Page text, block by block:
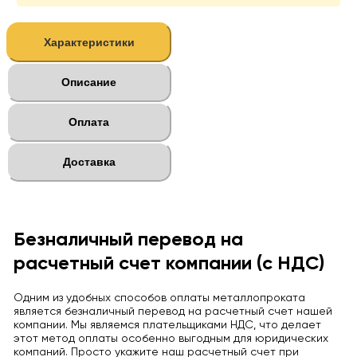
Характеристики
Описание
Оплата
Доставка
Безналичный перевод на
расчетный счет компании (с НДС)
Одним из удобных способов оплаты металлопроката
является безналичный перевод на расчетный счет нашей
компании. Мы являемся плательщиками НДС, что делает
этот метод оплаты особенно выгодным для юридических
компаний. Просто укажите наш расчетный счет при